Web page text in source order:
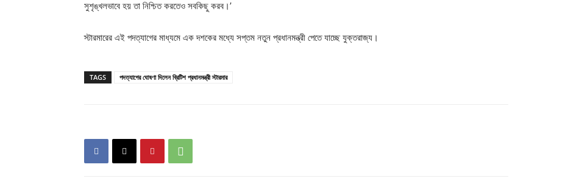
সুশৃঙ্খলভাবে হয় তা নিশ্চিত করতেও সবকিছু করব।’
স্টারমারের এই পদত্যাগের মাধ্যমে এক দশকের মধ্যে সপ্তম নতুন প্রধানমন্ত্রী পেতে যাচ্ছে যুক্তরাজ্য।
TAGS পদত্যাগের ঘোষণা দিলেন ব্রিটিশ প্রধানমন্ত্রী স্টারমার